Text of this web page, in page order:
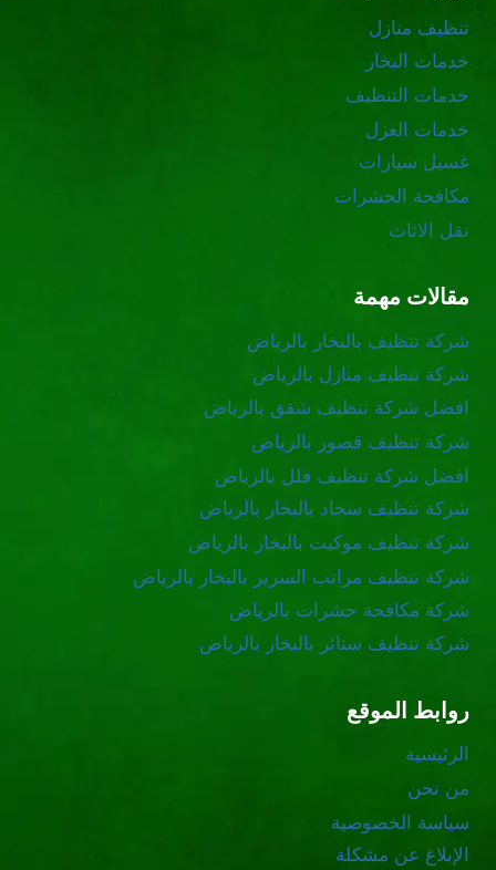
تنظيف منازل
خدمات البخار
خدمات التنظيف
خدمات العزل
غسيل سيارات
مكافحة الحشرات
نقل الاثاث
مقالات مهمة
شركة تنظيف بالبخار بالرياض
شركة تنظيف منازل بالرياض
افضل شركة تنظيف شقق بالرياض
شركة تنظيف قصور بالرياض
افضل شركة تنظيف فلل بالرياض
شركة تنظيف سجاد بالبخار بالرياض
شركة تنظيف موكيت بالبخار بالرياض
شركة تنظيف مراتب السرير بالبخار بالرياض
شركة مكافحة حشرات بالرياض
شركة تنظيف ستائر بالبخار بالرياض
روابط الموقع
الرئيسية
من نحن
سياسة الخصوصية
الإبلاغ عن مشكلة